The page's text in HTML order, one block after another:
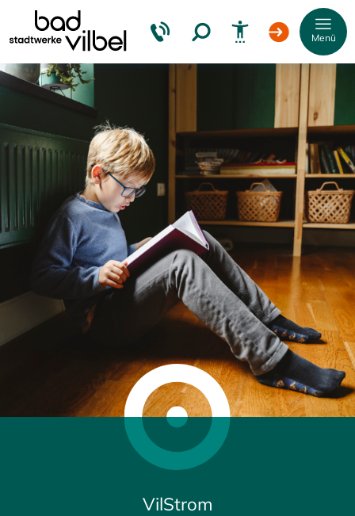
Menü
VilStrom
Schrift
vergrößern
Schrift
verkleinern
Wortabstand
vergrößern
Wortabstand
verkleinern
Zeilenabstand
vergrößern
Zeilenabstand